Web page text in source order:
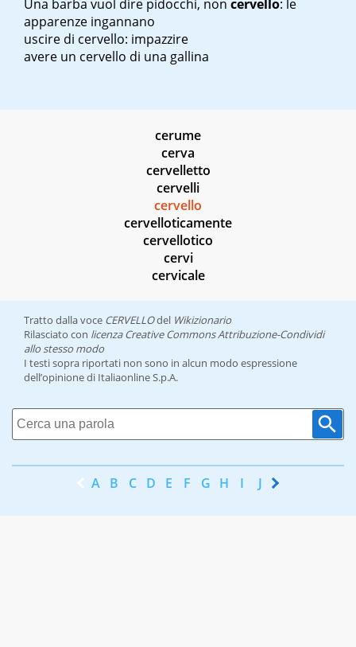
Una barba vuol dire pidocchi, non cervello: le
apparenze ingannano
uscire di cervello: impazzire
avere un cervello di una gallina
cerume
cerva
cervelletto
cervelli
cervello
cervelloticamente
cervellotico
cervi
cervicale
Tratto dalla voce CERVELLOdel Wikizionario
Rilasciato con licenza Creative Commons Attribuzione-Condividi
allo stesso modo
I testi sopra riportati non sono in alcun modo espressione
dell’opinione di Italiaonline S.p.A.
A B C D E F G H I J K